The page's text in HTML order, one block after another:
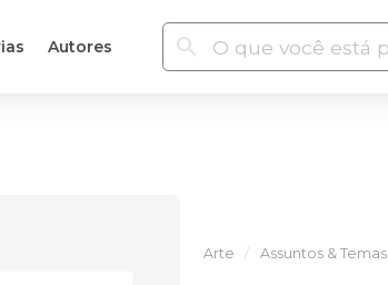
Autores
Arte Assuntos & Temas